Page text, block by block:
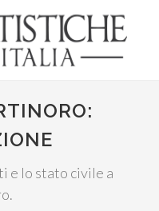
e lo stato civile a